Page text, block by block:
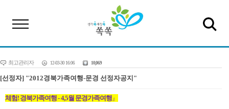
최고관리자 12-03-30 16:06 10,069
[선정자] "2012경북가족여행-문경 선정자공지"
체험! 경북가족여행 - 4,5월 문경가족여행』